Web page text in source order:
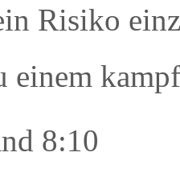
Risiko
einem
8:10